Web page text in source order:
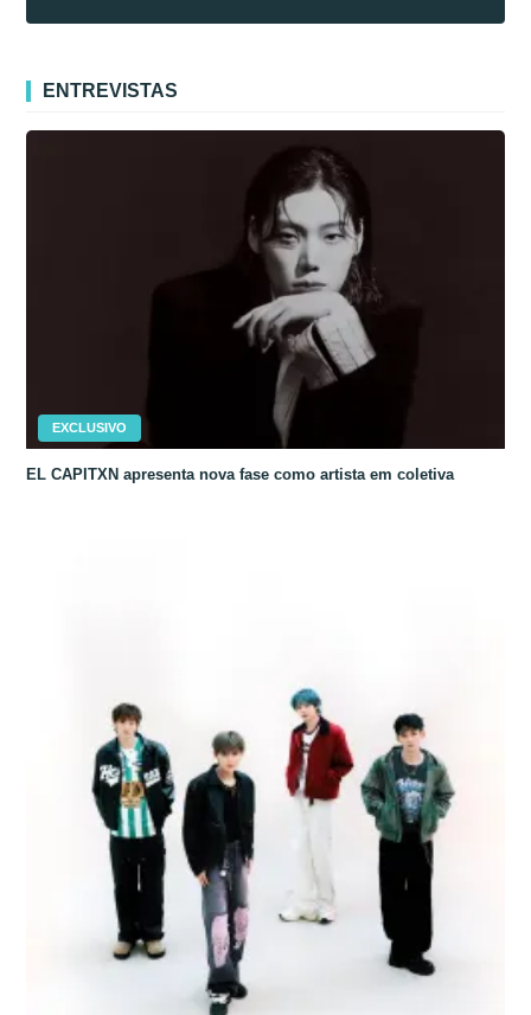
ENTREVISTAS
EXCLUSIVO
EL CAPITXN apresenta nova fase como artista em coletiva